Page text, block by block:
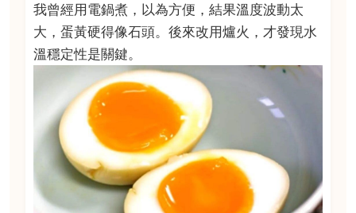
我曾經用電鍋煮，以為方便，結果溫度波動太
大，蛋黃硬得像石頭。後來改用爐火，才發現水
溫穩定性是關鍵。